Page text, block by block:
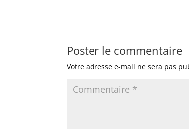
Poster le commentaire
Votre adresse e-mail ne sera pas